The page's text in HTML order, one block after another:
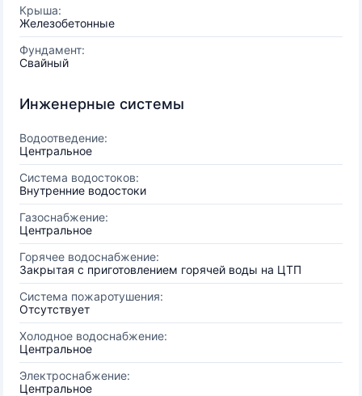
Крыша:
Железобетонные
Фундамент:
Свайный
Инженерные системы
Водоотведение:
Центральное
Система водостоков:
Внутренние водостоки
Газоснабжение:
Центральное
Горячее водоснабжение:
Закрытая с приготовлением горячей воды на ЦТП
Система пожаротушения:
Отсутствует
Холодное водоснабжение:
Центральное
Электроснабжение:
Центральное